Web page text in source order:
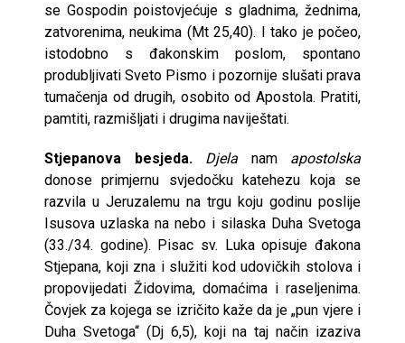
se Gospodin poistovjećuje s gladnima, žednima,
zatvorenima, neukima (Mt 25,40). I tako je počeo,
istodobno s đakonskim poslom, spontano
produbljivati Sveto Pismo i pozornije slušati prava
tumačenja od drugih, osobito od Apostola. Pratiti,
pamtiti, razmišljati i drugima naviještati.
Stjepanova besjeda. Djela nam apostolska
donose primjernu svjedočku katehezu koja se
razvila u Jeruzalemu na trgu koju godinu poslije
Isusova uzlaska na nebo i silaska Duha Svetoga
(33./34. godine). Pisac sv. Luka opisuje đakona
Stjepana, koji zna i služiti kod udovičkih stolova i
propovijedati Židovima, domaćima i raseljenima.
Čovjek za kojega se izričito kaže da je „pun vjere i
Duha Svetoga“ (Dj 6,5), koji na taj način izaziva